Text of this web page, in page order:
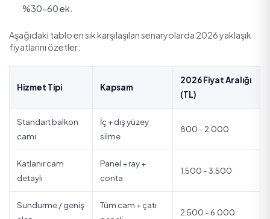
Standart balkon
Katlanır cam balkon detaylı temizlik (ray
1.500-3.500 TL arası.
Sundurme / geniş kapalı alan:
2.500-6.000 TL
Yüksek kat dış cephe cam (iple/platform):
%30-60 ek.
Aşağıdaki tablo en sık karşılaşılan senaryolarda 2026
fiyatlarını özetler: